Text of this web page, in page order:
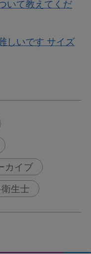
いて教えてくだ
しいです サイズ
カイブ
生士